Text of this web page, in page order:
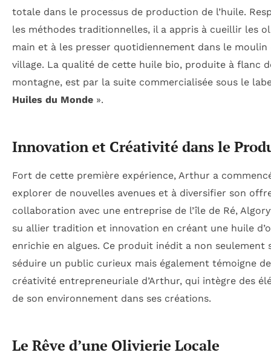
totale dans le processus de production de l’huile.
les méthodes traditionnelles, il a appris à cueillir les
main et à les presser quotidiennement dans le moulin
village. La qualité de cette huile bio, produite à flanc
montagne, est par la suite commercialisée sous le
Huiles du Monde ».
Innovation et Créativité dans le
Fort de cette première expérience, Arthur a
explorer de nouvelles avenues et à diversifier son
collaboration avec une entreprise de l’île de Ré,
su allier tradition et innovation en créant une huile
enrichie en algues. Ce produit inédit a non seulement
séduire un public curieux mais également témoigne
créativité entrepreneuriale d’Arthur, qui intègre des
de son environnement dans ses créations.
Le Rêve d’une Olivierie Locale